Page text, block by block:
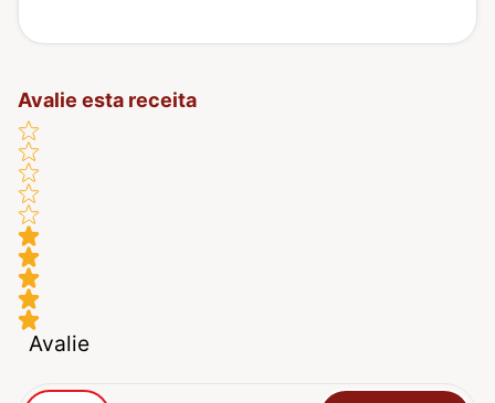
Avalie esta receita
Avalie